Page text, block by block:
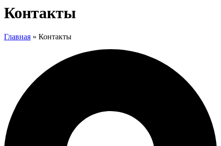
Контакты
Главная » Контакты